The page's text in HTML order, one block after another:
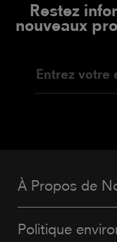
Restez
nouveaux
À Propos de
Politique